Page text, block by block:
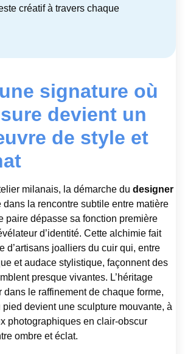
créatif à travers chaque
signature où
devient un
de style et
milanais, la démarche du designer
dans la rencontre subtile entre matière
paire dépasse sa fonction première
d’identité. Cette alchimie fait
d’artisans joalliers du cuir qui, entre
et audace stylistique, façonnent des
presque vivantes. L’héritage
dans le raffinement de chaque forme,
devient une sculpture mouvante, à
photographiques en clair-obscur
ombre et éclat.